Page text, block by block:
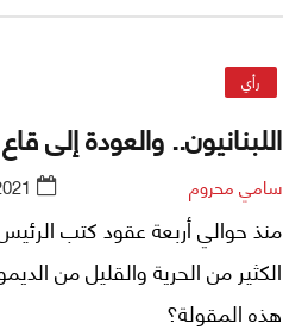
رأي
اللبنانيون.. والعودة إلى
سامي محروم
منذ حوالي أربعة عقود كتب
الكثير من الحرية والقليل من
هذه المقولة؟